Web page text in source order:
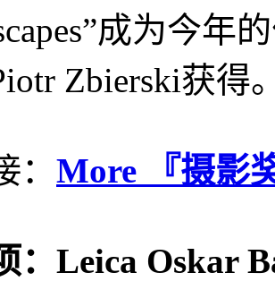
成为今年
Zbierski获得
More 『摄影
：Leica Oskar